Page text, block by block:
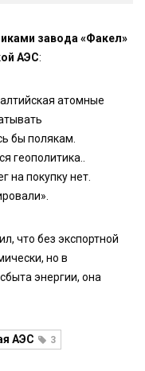
завода «Факел»
АЭС:
атомные
бы полякам.
геополитика..
на покупку нет.
что без экспортной
но в
энергии, она
АЭС 3